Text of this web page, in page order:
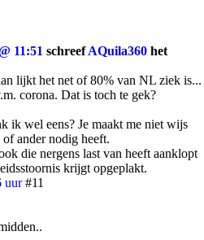
11:51 schreefAQuila360 het
lijkt het net of 80% van NL ziek is...
corona. Dat is toch te gek?
ik wel eens? Je maakt me niet wijs
ander nodig heeft.
die nergens last van heeft aanklopt
krijgt opgeplakt.
uur #11